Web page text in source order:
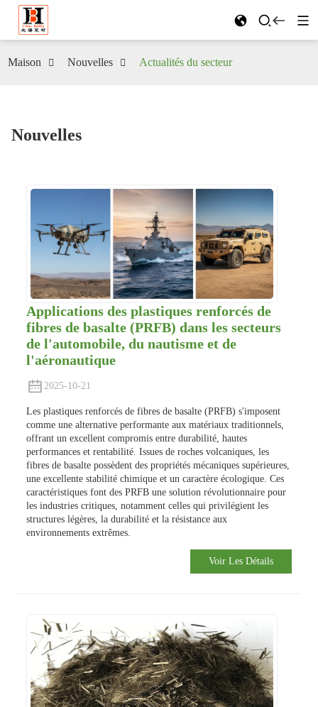
Maison Nouvelles Actualités du secteur
Nouvelles
Applications des plastiques renforcés de
fibres de basalte (PRFB) dans les secteurs
de l'automobile, du nautisme et de
l'aéronautique
2025-10-21
Les plastiques renforcés de fibres de basalte (PRFB) s'imposent
comme une alternative performante aux matériaux traditionnels,
offrant un excellent compromis entre durabilité, hautes
performances et rentabilité. Issues de roches volcaniques, les
fibres de basalte possèdent des propriétés mécaniques supérieures,
une excellente stabilité chimique et un caractère écologique. Ces
caractéristiques font des PRFB une solution révolutionnaire pour
les industries critiques, notamment celles qui privilégient les
structures légères, la durabilité et la résistance aux
environnements extrêmes.
Voir Les Détails